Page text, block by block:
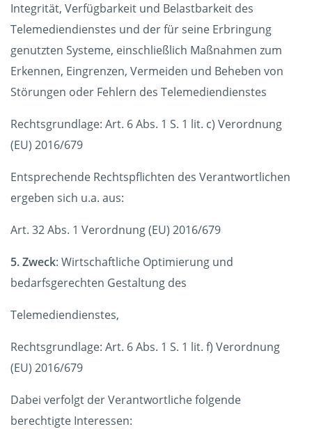
Integrität, Verfügbarkeit und Belastbarkeit des
Telemediendienstes und der für seine Erbringung
genutzten Systeme, einschließlich Maßnahmen zum
Erkennen, Eingrenzen, Vermeiden und Beheben von
Störungen oder Fehlern des Telemediendienstes
Rechtsgrundlage: Art. 6 Abs. 1 S. 1 lit. c) Verordnung
(EU) 2016/679
Entsprechende Rechtspflichten des Verantwortlichen
ergeben sich u.a. aus:
Art. 32 Abs. 1 Verordnung (EU) 2016/679
5. Zweck: Wirtschaftliche Optimierung und
bedarfsgerechten Gestaltung des
Telemediendienstes,
Rechtsgrundlage: Art. 6 Abs. 1 S. 1 lit. f) Verordnung
(EU) 2016/679
Dabei verfolgt der Verantwortliche folgende
berechtigte Interessen: